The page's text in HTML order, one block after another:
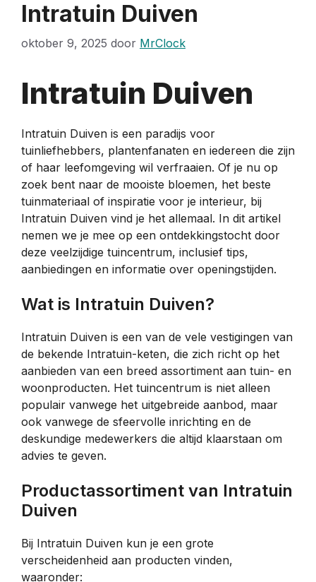
Intratuin Duiven
oktober 9, 2025 door MrClock
Intratuin Duiven
Intratuin Duiven is een paradijs voor
tuinliefhebbers, plantenfanaten en iedereen die zijn
of haar leefomgeving wil verfraaien. Of je nu op
zoek bent naar de mooiste bloemen, het beste
tuinmateriaal of inspiratie voor je interieur, bij
Intratuin Duiven vind je het allemaal. In dit artikel
nemen we je mee op een ontdekkingstocht door
deze veelzijdige tuincentrum, inclusief tips,
aanbiedingen en informatie over openingstijden.
Wat is Intratuin Duiven?
Intratuin Duiven is een van de vele vestigingen van
de bekende Intratuin-keten, die zich richt op het
aanbieden van een breed assortiment aan tuin- en
woonproducten. Het tuincentrum is niet alleen
populair vanwege het uitgebreide aanbod, maar
ook vanwege de sfeervolle inrichting en de
deskundige medewerkers die altijd klaarstaan om
advies te geven.
Productassortiment van Intratuin
Duiven
Bij Intratuin Duiven kun je een grote
verscheidenheid aan producten vinden,
waaronder: